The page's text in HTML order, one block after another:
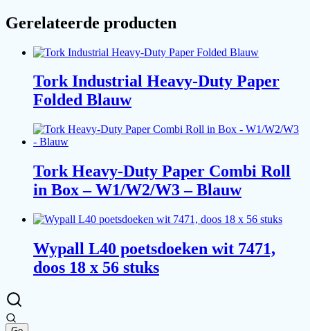
Gerelateerde producten
Tork Industrial Heavy-Duty Paper
Folded Blauw
Tork Heavy-Duty Paper Combi Roll
in Box – W1/W2/W3 – Blauw
Wypall L40 poetsdoeken wit 7471,
doos 18 x 56 stuks